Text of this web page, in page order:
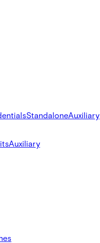
StandaloneAuxiliary
Auxiliary